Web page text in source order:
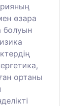
өзара
болуын
ортаны